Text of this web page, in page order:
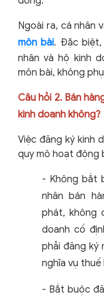
Ngoài ra, cá nhân
môn bài. Đặc biệt,
nhân và hộ kinh
môn bài, không
Câu hỏi 2. Bán
kinh doanh không?
Việc đăng ký kinh
quy mô hoạt động
- Không bắt
nhân bán
phát, không
doanh cố
phải đăng ký
nghĩa vụ thuế
- Bắt buộc